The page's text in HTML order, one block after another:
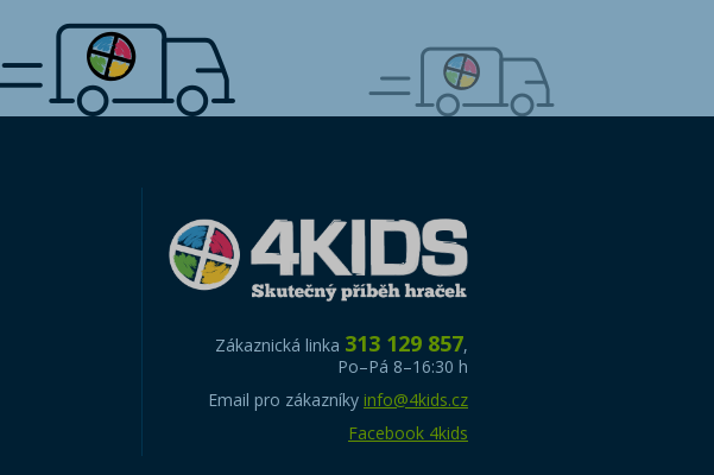
Zákaznická linka 313 129 857,
Po–Pá 8–16:30 h
Email pro zákazníky info@4kids.cz
Facebook 4kids